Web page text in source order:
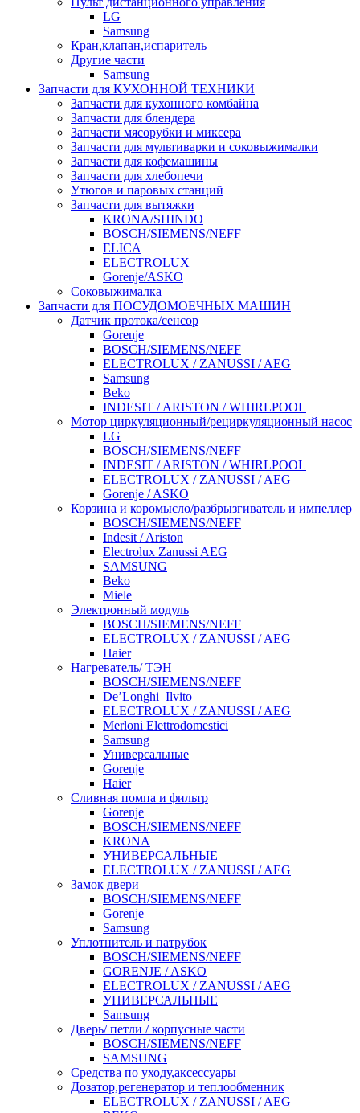
LG
Samsung
Кран,клапан,испаритель
Другие части
Samsung
Запчасти для КУХОННОЙ ТЕХНИКИ
Запчасти для кухонного комбайна
Запчасти для блендера
Запчасти мясорубки и миксера
Запчасти для мультиварки и соковыжималки
Запчасти для кофемашины
Запчасти для хлебопечи
Утюгов и паровых станций
Запчасти для вытяжки
KRONA/SHINDO
BOSCH/SIEMENS/NEFF
ELICA
ELECTROLUX
Gorenje/ASKO
Соковыжималка
Запчасти для ПОСУДОМОЕЧНЫХ МАШИН
Датчик протока/сенсор
Gorenje
BOSCH/SIEMENS/NEFF
ELECTROLUX / ZANUSSI / AEG
Samsung
Beko
INDESIT / ARISTON / WHIRLPOOL
Мотор циркуляционный/рециркуляционный насос
LG
BOSCH/SIEMENS/NEFF
INDESIT / ARISTON / WHIRLPOOL
ELECTROLUX / ZANUSSI / AEG
Gorenje / ASKO
Корзина и коромысло/разбрызгиватель и импеллер
BOSCH/SIEMENS/NEFF
Indesit / Ariston
Electrolux Zanussi AEG
SAMSUNG
Beko
Miele
Электронный модуль
BOSCH/SIEMENS/NEFF
ELECTROLUX / ZANUSSI / AEG
Haier
Нагреватель/ ТЭН
BOSCH/SIEMENS/NEFF
De’Longhi_Ilvito
ELECTROLUX / ZANUSSI / AEG
Merloni Elettrodomestici
Samsung
Универсальные
Gorenje
Haier
Сливная помпа и фильтр
Gorenje
BOSCH/SIEMENS/NEFF
KRONA
УНИВЕРСАЛЬНЫЕ
ELECTROLUX / ZANUSSI / AEG
Замок двери
BOSCH/SIEMENS/NEFF
Gorenje
Samsung
Уплотнитель и патрубок
BOSCH/SIEMENS/NEFF
GORENJE / ASKO
ELECTROLUX / ZANUSSI / AEG
УНИВЕРСАЛЬНЫЕ
Samsung
Дверь/ петли / корпусные части
BOSCH/SIEMENS/NEFF
SAMSUNG
Средства по уходу,аксессуары
Дозатор,регенератор и теплообменник
ELECTROLUX / ZANUSSI / AEG